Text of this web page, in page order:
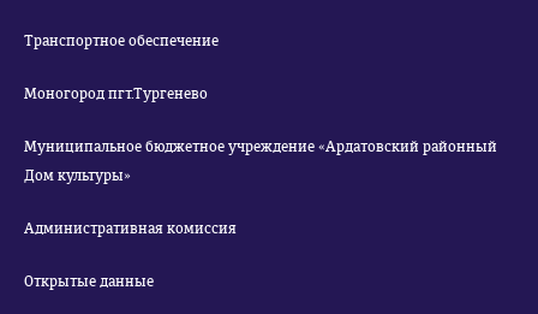
Транспортное обеспечение
Моногород пгт.Тургенево
Муниципальное бюджетное учреждение «Ардатовский районный
Дом культуры»
Административная комиссия
Открытые данные